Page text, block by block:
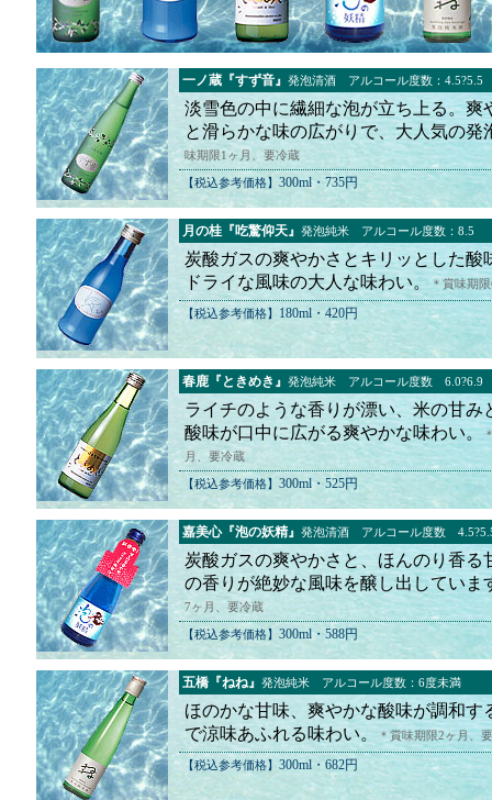
一ノ蔵『すず音』 発泡清酒 アルコール度数：4.5?5.5
淡雪色の中に繊細な泡が立ち上る。爽
と滑らかな味の広がりで、大人気の発
味期限1ヶ月、要冷蔵
【税込参考価格】 300ml・735円
月の桂『吃驚仰天』 発泡純米 アルコール度数：8.5
炭酸ガスの爽やかさとキリッとした酸
ドライな風味の大人な味わい。
＊賞味期
【税込参考価格】 180ml・420円
春鹿『ときめき』 発泡純米 アルコール度数 6.0?6.9
ライチのような香りが漂い、米の甘み
酸味が口中に広がる爽やかな味わい。
月、要冷蔵
【税込参考価格】 300ml・525円
嘉美心『泡の妖精』 発泡清酒 アルコール度数
炭酸ガスの爽やかさと、ほんのり香る
の香りが絶妙な風味を醸し出していま
7ヶ月、要冷蔵
【税込参考価格】 300ml・588円
五橋『ねね』 発泡純米 アルコール度数：6度未満
ほのかな甘味、爽やかな酸味が調和す
で涼味あふれる味わい。
＊賞味期限2ヶ月、
【税込参考価格】 300ml・682円